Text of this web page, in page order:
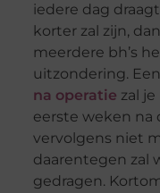
iedere dag
korter zal zijn,
meerdere bh’s
uitzondering. Een
na operatie zal
eerste weken na
vervolgens niet
daarentegen zal
gedragen.